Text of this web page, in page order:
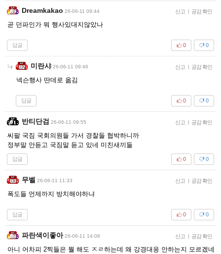
Dreamkakao 26-06-11 09:44 신고 | 공감 확인
곧 던파인가 뭐 행사있대지않았나
답글 0
0
미란샤 26-06-11 09:46 신고 | 공감 확인
넥슨행사 딴데로 옮김
답글 0
0
반티단검 26-06-11 09:55 신고 | 공감 확인
씨팔 국짐 국회의원들 가서 경찰들 협박하니까
정부말 안듣고 국짐말 듣고 있네 미친새끼들
답글 0
0
무벨 26-06-11 11:33 신고 | 공감 확인
폭도들 언제까지 방치해야하냐
답글 0
0
파란색이좋아 26-06-11 14:08 신고 | 공감 확인
아니 어차피 2찍들은 뭘 해도 ㅈㄹ하는데 왜 강경대응 안하는지 모르겠네